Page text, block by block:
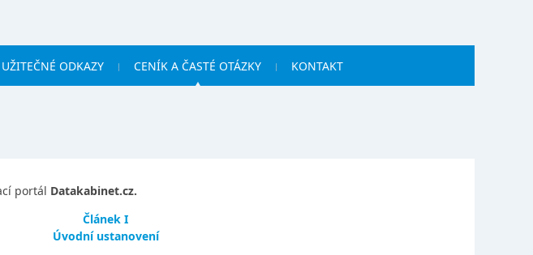
UŽITEČNÉ ODKAZY CENÍK A ČASTÉ OTÁZKY KONTAKT
portál Datakabinet.cz.
Článek I
Úvodní ustanovení